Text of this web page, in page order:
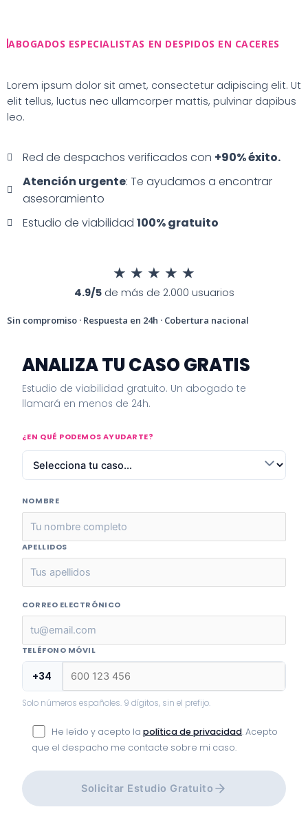
contenido
ABOGADOS ESPECIALISTAS EN DESPIDOS EN CACERES
Lorem ipsum dolor sit amet, consectetur adipiscing elit. Ut
elit tellus, luctus nec ullamcorper mattis, pulvinar dapibus
leo.
Red de despachos verificados con +90% éxito.
Atención urgente: Te ayudamos a encontrar
asesoramiento
Estudio de viabilidad 100% gratuito
★ ★ ★ ★ ★
4.9/5de más de 2.000 usuarios
Sin compromiso · Respuesta en 24h · Cobertura nacional
ANALIZA TU CASO GRATIS
Estudio de viabilidad gratuito. Un abogado te
llamará en menos de 24h.
¿EN QUÉ PODEMOS AYUDARTE?
NOMBRE
APELLIDOS
CORREO ELECTRÓNICO
TELÉFONO MÓVIL
+34
Solo números españoles. 9 dígitos, sin el prefijo.
He leído y acepto la política de privacidad. Acepto
que el despacho me contacte sobre mi caso.
Solicitar Estudio Gratuito